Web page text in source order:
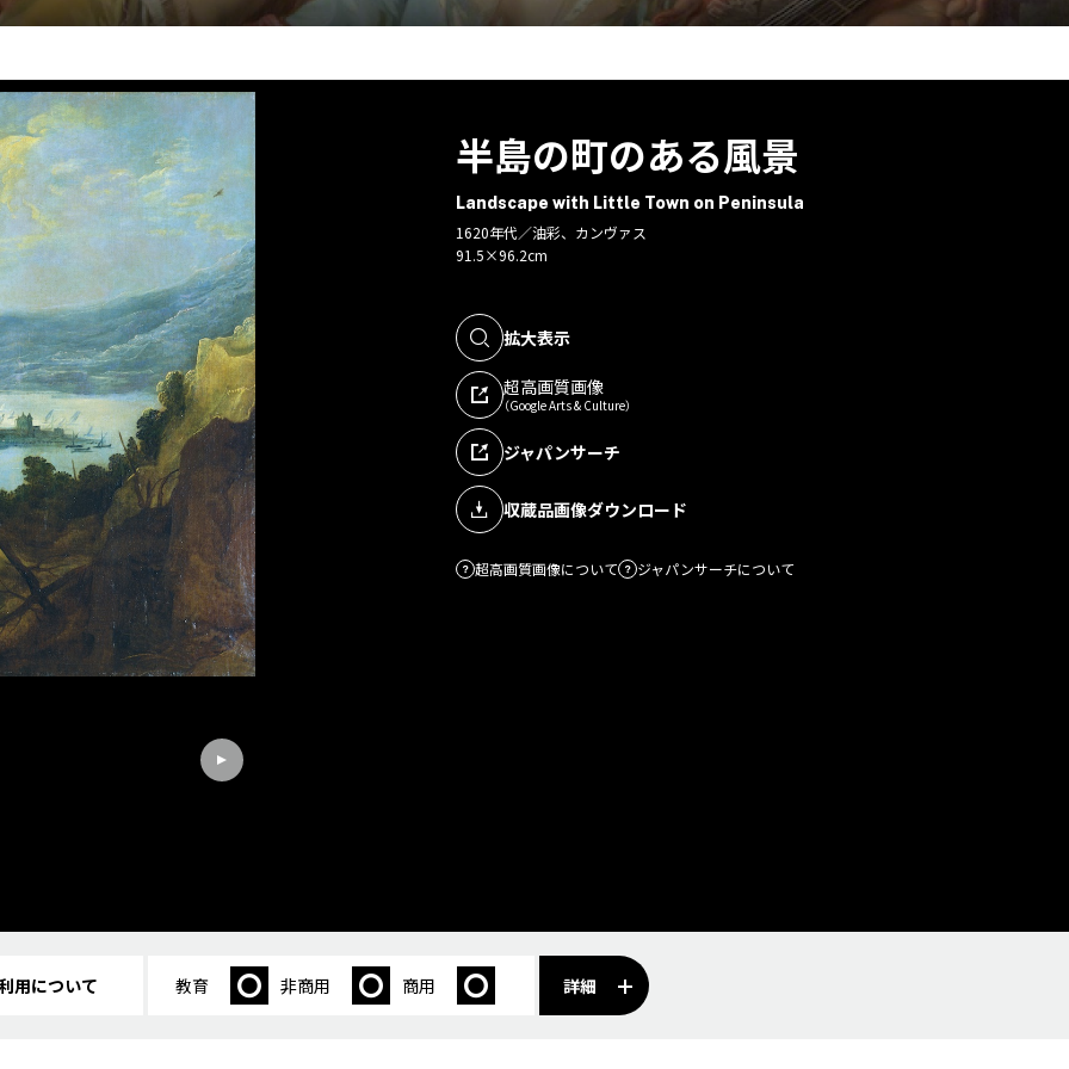
半島の町のある風景
Landscape with Little Town on Peninsula
1620年代／油彩、カンヴァス
91.5×96.2cm
拡大表示
超高画質画像
（Google Arts & Culture）
ジャパンサーチ
収蔵品画像ダウンロード
超高画質画像について ジャパンサーチについて
用について 教育 非商用 商用 詳細